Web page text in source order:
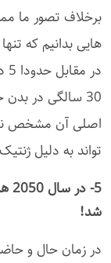
برخلاف تصور ما
هایی بدانیم که
30 سالگی در
اصلی آن مشخص
تواند به دلیل
شد!